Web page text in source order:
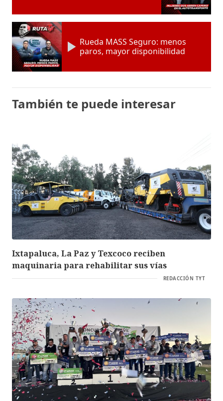
Rueda MASS Seguro: menos
paros, mayor disponibilidad
También te puede interesar
Ixtapaluca, La Paz y Texcoco reciben
maquinaria para rehabilitar sus vías
REDACCIÓN TYT